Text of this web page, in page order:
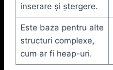
inserare și ștergere.
Este baza pentru alte
structuri complexe,
cum ar fi heap-uri.